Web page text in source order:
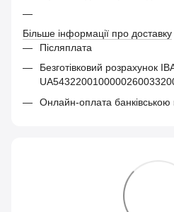
Більше інформації про доставку
Післяплата
Безготівковий розрахунок
Онлайн-оплата